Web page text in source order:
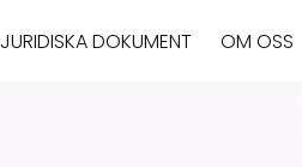
JURIDISKA DOKUMENT OM OSS